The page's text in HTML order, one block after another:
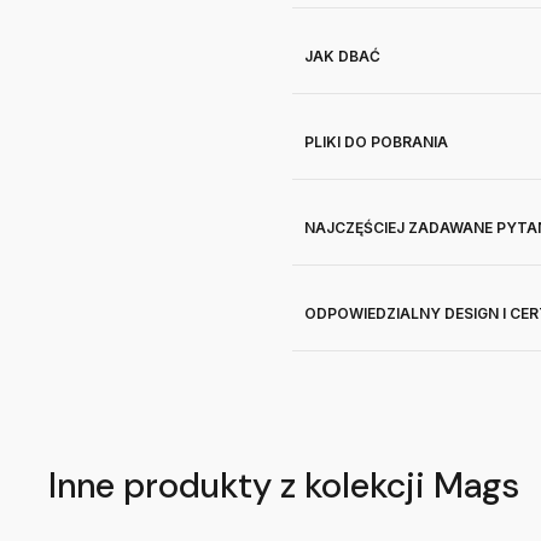
JAK DBAĆ
PLIKI DO POBRANIA
NAJCZĘŚCIEJ ZADAWANE
ODPOWIEDZIALNY DESIGN I
Inne produkty z kolekcji Mags